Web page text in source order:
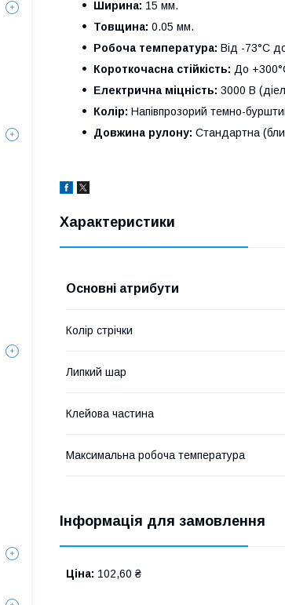
Ширина: 15 мм.
Товщина: 0.05 мм.
Робоча температура: Від -73°C
Короткочасна стійкість: До
Електрична міцність: 3000 В
Колір: Напівпрозорий темно-
Довжина рулону: Стандартна
Характеристики
Основні атрибути
Колір стрічки
Липкий шар
Клейова частина
Максимальна робоча температура
Інформація для замовлення
Ціна: 102,60 ₴